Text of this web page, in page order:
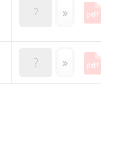
? »
? »